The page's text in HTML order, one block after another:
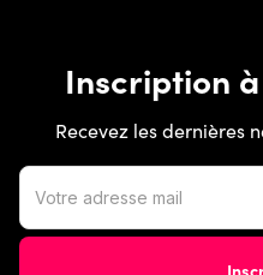
Inscription
Recevez les dernières